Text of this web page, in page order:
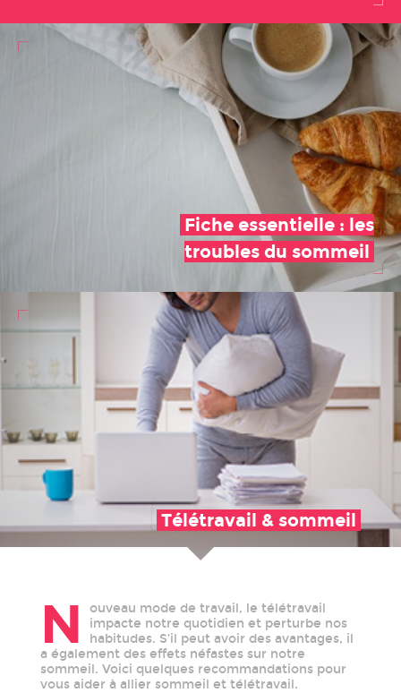
Fiche essentielle : les
troubles du sommeil
Télétravail & sommeil
N
ouveau mode de travail, le télétravail
impacte notre quotidien et perturbe nos
habitudes. S’il peut avoir des avantages, il
a également des effets néfastes sur notre
sommeil. Voici quelques recommandations pour
vous aider à allier sommeil et télétravail.